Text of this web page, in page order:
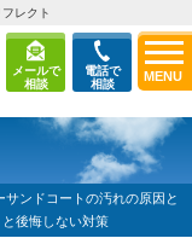
メールで
相談
電話で
相談
MENU
レクト
サンドコートの汚れの原因と
後悔しない対策